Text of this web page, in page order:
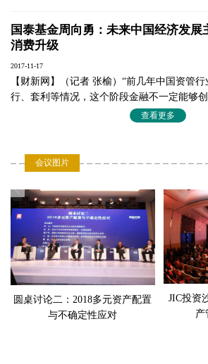
Michael TAYLOR，穆迪
志 鹏，清控资产管理
国母基金联盟执行秘书长
主持人：
高尔基，财新传媒副总
10:55-12:10
不确定性下的多元资产
大类资产配置的主题为
保值？主动投资与被动投
谁的胜算更大？资产证
的重要工具，信托业如
付如何化解？
发言嘉宾：
周 元，中国投资有限
官
金 李，北京大学光华管
国泰基金周向勇：未来中国经济发展
消费升级
2017-11-17
【财新网】（记者 张榆）“前几年中国资管
行、套利等情况，这个阶段金融不一定能够
加大了整个金融经济运行的成本，只产生局部
戴乐贤：技术是全球资管业的主要挑
2017-11-17
【财新网】（记者 彭骎骎）技术发展日新月
业的发展，金融业也不例外。穆迪投资者服务
太区首席信用总监戴乐贤（Micheal Taylor）
个行业都会面临的两大问题。而对于全球资
创新是他们目前面临的主要挑战。
【峰会综述】全球资产配置风向标：
查看更多
会议图片
圆桌讨论二：2018多元资产配置
与不确定性应对
JIC投资
产